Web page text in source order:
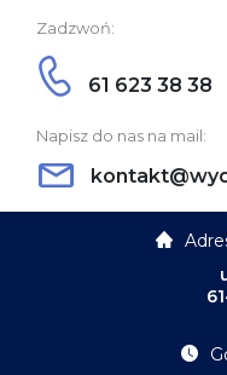
Zadzwoń:
61 623 38 38
Napisz do nas na mail: